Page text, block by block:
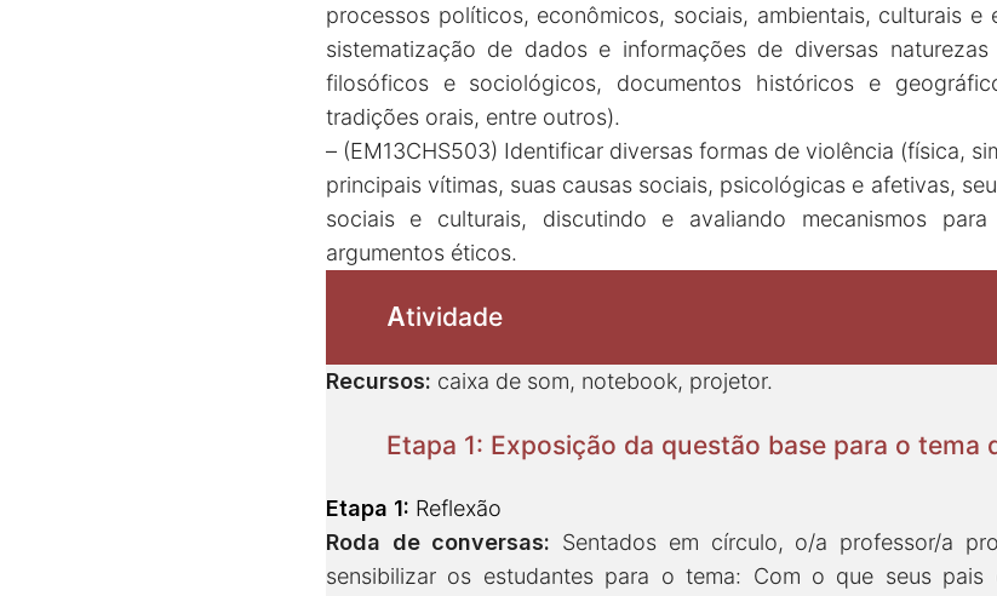
processos políticos, econômicos, sociais, ambientais, culturais e
sistematização de dados e informações de diversas
filosóficos e sociológicos, documentos históricos e
tradições orais, entre outros).
– (EM13CHS503) Identificar diversas formas de violência (física,
principais vítimas, suas causas sociais, psicológicas e afetivas,
sociais e culturais, discutindo e avaliando mecanismos
argumentos éticos.
Atividade
Recursos: caixa de som, notebook, projetor.
Etapa 1: Exposição da questão base para o tema
Etapa 1: Reflexão
Roda de conversas: Sentados em círculo, o/a professor/a
sensibilizar os estudantes para o tema: Com o que seus pais